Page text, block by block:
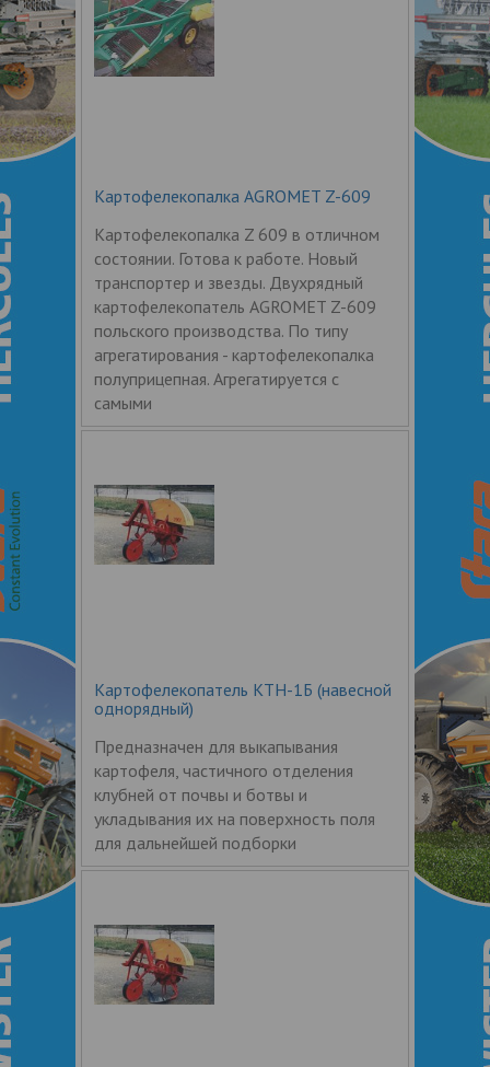
Картофелекопалка AGROMET Z-609
Картофелекопалка Z 609 в отличном
состоянии. Готова к работе. Новый
транспортер и звезды. Двухрядный
картофелекопатель AGROMET Z-609
польского производства. По типу
агрегатирования - картофелекопалка
полуприцепная. Агрегатируется с
самыми
Картофелекопатель КТН-1Б (навесной
однорядный)
Предназначен для выкапывания
картофеля, частичного отделения
клубней от почвы и ботвы и
укладывания их на поверхность поля
для дальнейшей подборки